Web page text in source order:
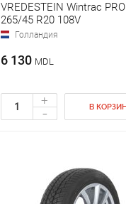
VREDESTEIN Wintrac
265/45 R20 108V
Голландия
6 130 MDL
+
- В